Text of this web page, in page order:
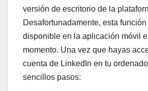
versión de escritorio de la
Desafortunadamente, esta función
disponible en la aplicación móvil
momento. Una vez que hayas
cuenta de LinkedIn en tu
sencillos pasos: